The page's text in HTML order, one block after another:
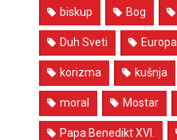
biskup Bog
Duh Sveti Europa
korizma kušnja
moral Mostar
Papa Benedikt XVI.